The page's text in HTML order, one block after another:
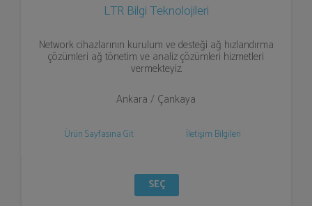
LTR Bilgi Teknolojileri
Network cihazlarının kurulum ve desteği ağ hızlandırma
çözümleri ağ tönetim ve analiz çözümleri hizmetleri
vermekteyiz.
Ankara / Çankaya
Ürün Sayfasına Git İletişim Bilgileri
SEÇ